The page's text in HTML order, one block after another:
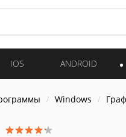
IOS ANDROID
Windows